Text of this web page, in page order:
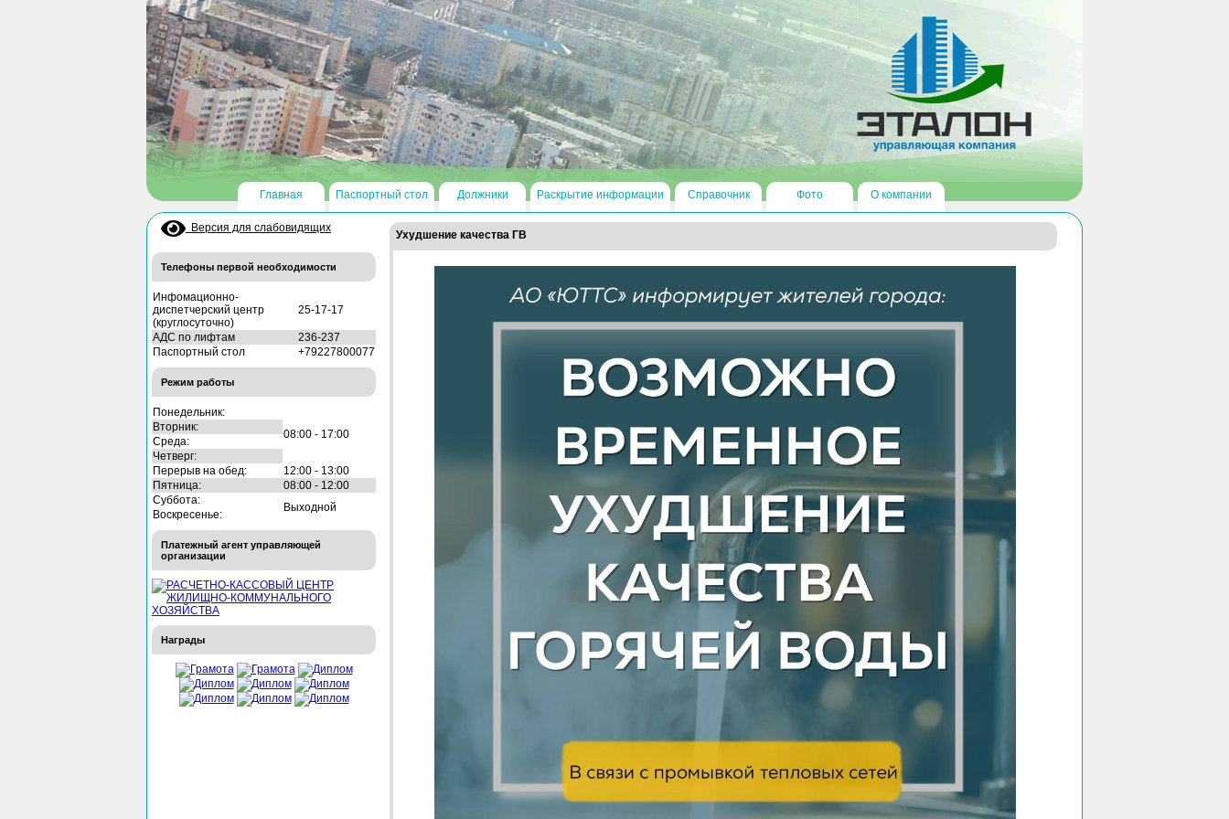
Главная Паспортный стол Должники Раскрытие информации Справочник Фото О компании
Версия для слабовидящих
Телефоны первой необходимости
Инфомационно-
диспетчерский центр
(круглосуточно)
25-17-17
АДС по лифтам
236-237
Паспортный стол
+79227800077
Режим работы
Понедельник:
08:00 - 17:00
Вторник:
Среда:
Четверг:
Перерыв на обед:
12:00 - 13:00
Пятница:
08:00 - 12:00
Суббота:
Выходной
Воскресенье:
Платежный агент управляющей
организации
Награды
Ухудшение качества ГВ